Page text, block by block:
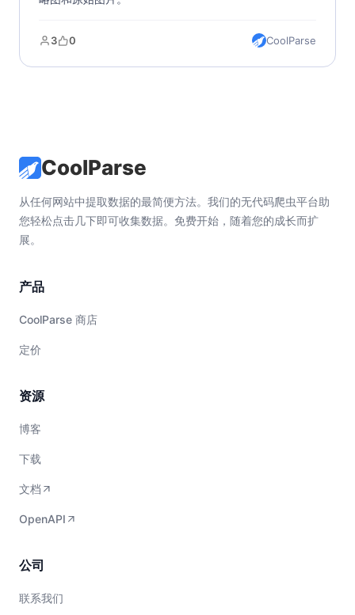
3 0 CoolParse
CoolParse
从任何网站中提取数据的最简便方法。我们的无代码爬虫平台助
您轻松点击几下即可收集数据。免费开始，随着您的成长而扩
展。
产品
CoolParse 商店
定价
资源
博客
下载
文档
OpenAPI
公司
联系我们